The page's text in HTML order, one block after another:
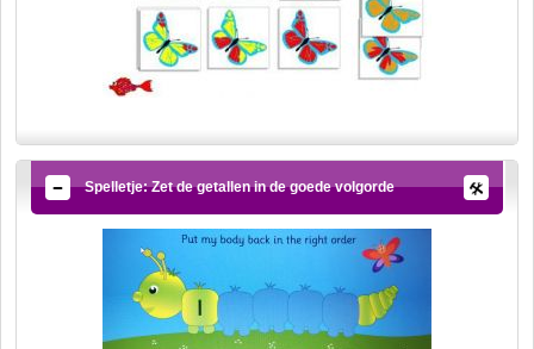
Spelletje: Zet de getallen in de goede volgorde